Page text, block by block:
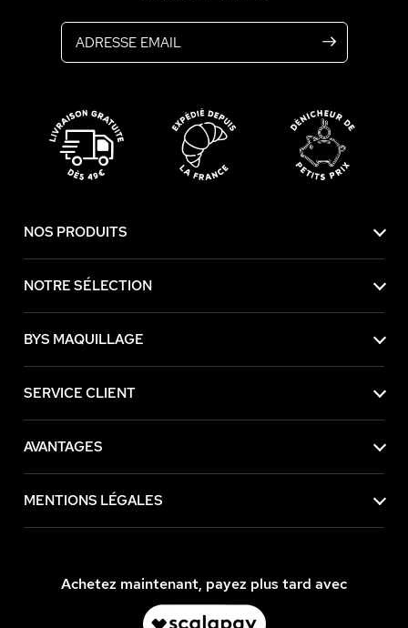
NOS PRODUITS
NOTRE SÉLECTION
BYS MAQUILLAGE
SERVICE CLIENT
AVANTAGES
MENTIONS LÉGALES
Achetez maintenant, payez plus tard avec